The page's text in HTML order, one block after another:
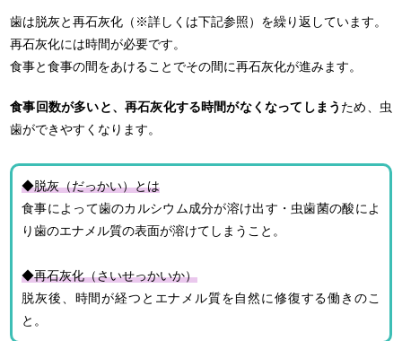
歯は脱灰と再石灰化（※詳しくは下記参照）を繰り返しています。
再石灰化には時間が必要です。
食事と食事の間をあけることでその間に再石灰化が進みます。
食事回数が多いと、再石灰化する時間がなくなってしまう ため、虫
歯ができやすくなります。
◆脱灰（だっかい）とは
食事によって歯のカルシウム成分が溶け出す・虫歯菌の酸によ
り歯のエナメル質の表面が溶けてしまうこと。
◆再石灰化（さいせっかいか）
脱灰後、時間が経つとエナメル質を自然に修復する働きのこ
と。